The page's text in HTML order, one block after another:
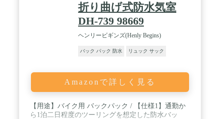
折り曲げ式防水気室
DH-739 98669
ヘンリービギンズ(Henly Begins)
バック パック 防水 リュック サック
Amazonで詳しく見る
【用途】バイク用 バックパック / 【仕様1】通勤か
ら1泊二日程度のツーリングを想定した防水バッ